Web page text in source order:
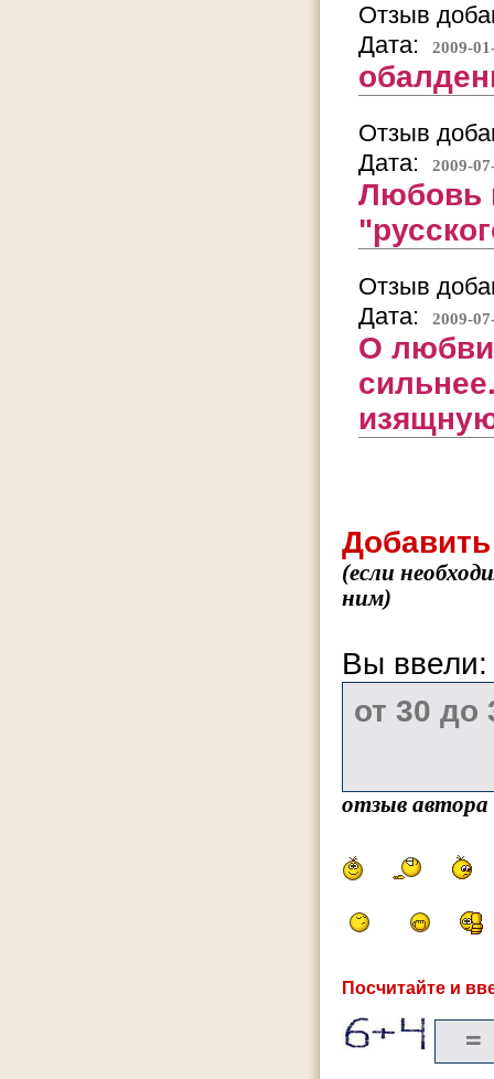
Отзыв
Дата:
2009-
Отзыв
Дата:
2009-
Любовь
Отзыв
Дата:
2009-
О
(если
ним)
Вы
отзыв
Посчитайте и